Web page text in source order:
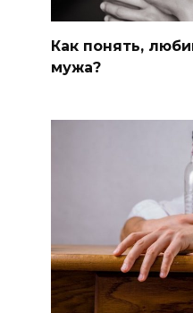
Как понять,
мужа?